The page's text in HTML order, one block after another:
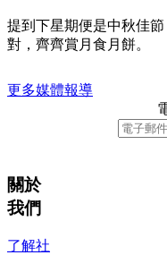
提到下星期便是中秋佳
對，齊齊賞月食月餅。
更多媒體報導
關於
我們
了解社